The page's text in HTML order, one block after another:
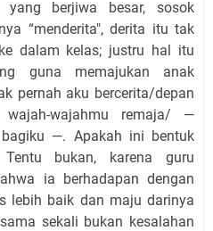
berjiwa besar, sosok
“menderita", derita itu tak
dalam kelas; justru hal itu
guna memajukan anak
pernah aku bercerita/depan
wajah-wajahmu remaja/ —
—. Apakah ini bentuk
bukan, karena guru
ia berhadapan dengan
s lebih baik dan maju darinya
sekali bukan kesalahan